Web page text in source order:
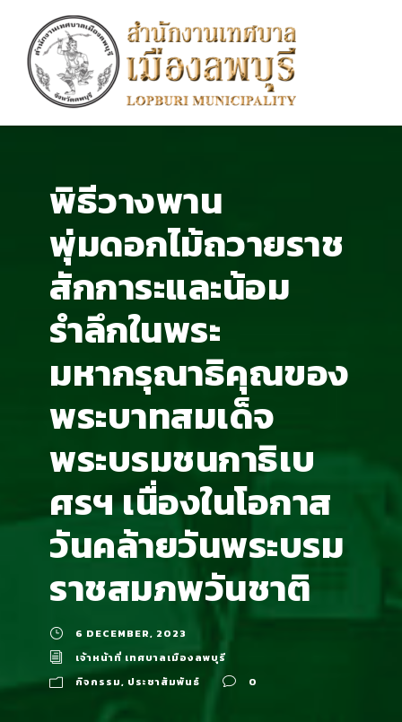
พิธีวางพาน
พุ่มดอกไม้ถวายราช
สักการะและน้อม
รำลึกในพระ
มหากรุณาธิคุณของ
พระบาทสมเด็จ
พระบรมชนกาธิเบ
ศรฯ เนื่องในโอกาส
วันคล้ายวันพระบรม
ราชสมภพวันชาติ
6 DECEMBER, 2023
เจ้าหน้าที่ เทศบาลเมืองลพบุรี
กิจกรรม, ประชาสัมพันธ์ 0